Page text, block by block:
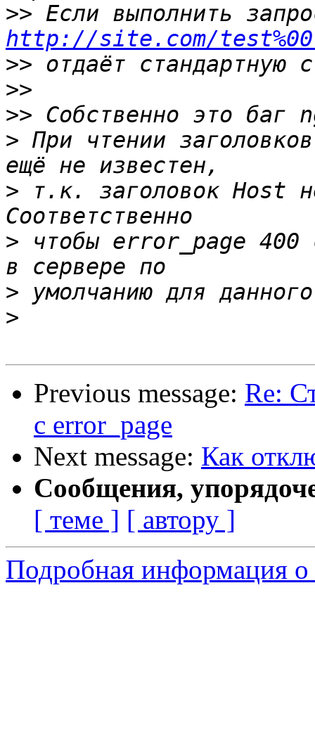
>>
http://site.com/
>>
>>
>>
> При чтении
> т.к. заголовок Host
> чтобы error_page 400
>
>
Previous message: Re:
с error_page
Next message: Как
Сообщения,
[ теме ] [ автору ]
Подробная информация